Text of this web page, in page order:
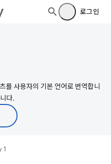
로그인
를 사용자의 기본 언어로 번역합니
다.
1